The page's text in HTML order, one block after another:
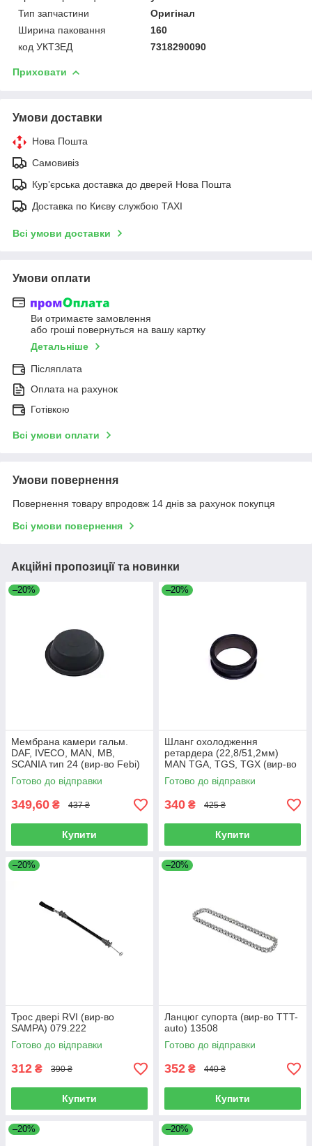
Тип запчастини
Оригінал
Ширина паковання
160
код УКТЗЕД
7318290090
Приховати
Умови доставки
Нова Пошта
Самовивіз
Курʼєрська доставка до дверей Нова Пошта
Доставка по Києву службою TAXI
Всі умови доставки
Умови оплати
Ви отримаєте замовлення
або гроші повернуться на вашу картку
Детальніше
Післяплата
Оплата на рахунок
Готівкою
Всі умови оплати
Умови повернення
Повернення товару впродовж 14 днів за рахунок покупця
Всі умови повернення
Акційні пропозиції та новинки
–20%
Мембрана камери гальм.
DAF, IVECO, MAN, MB,
SCANIA тип 24 (вир-во Febi)
07103
Готово до відправки
349,60 ₴ 437 ₴
Купити
–20%
Шланг охолодження
ретардера (22,8/51,2мм)
MAN TGA, TGS, TGX (вир-во
Sampa) 023.258
Готово до відправки
340 ₴ 425 ₴
Купити
–20%
Трос двері RVI (вир-во
SAMPA) 079.222
Готово до відправки
312 ₴ 390 ₴
Купити
–20%
Ланцюг супорта (вир-во TTT-
auto) 13508
Готово до відправки
352 ₴ 440 ₴
Купити
–20% –20%